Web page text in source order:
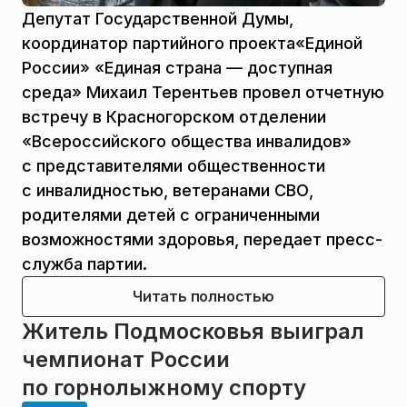
Депутат Государственной Думы,
координатор партийного проекта«Единой
России» «Единая страна — доступная
среда» Михаил Терентьев провел отчетную
встречу в Красногорском отделении
«Всероссийского общества инвалидов»
с представителями общественности
с инвалидностью, ветеранами СВО,
родителями детей с ограниченными
возможностями здоровья, передает пресс-
служба партии.
Читать полностью
Житель Подмосковья выиграл
чемпионат России
по горнолыжному спорту